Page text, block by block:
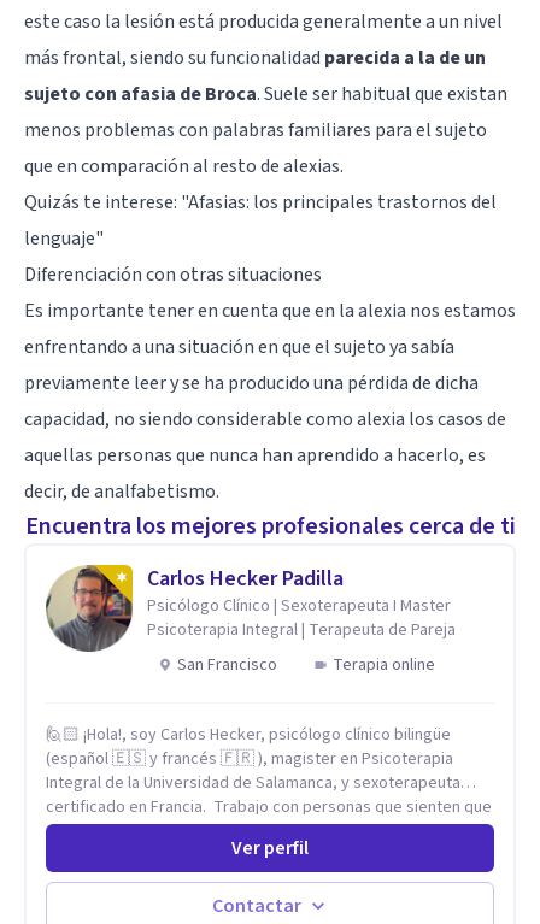
este caso la lesión está producida generalmente a un nivel
más frontal, siendo su funcionalidad parecida a la de un
sujeto con afasia de Broca. Suele ser habitual que existan
menos problemas con palabras familiares para el sujeto
que en comparación al resto de alexias.
Quizás te interese: "Afasias: los principales trastornos del
lenguaje"
Diferenciación con otras situaciones
Es importante tener en cuenta que en la alexia nos estamos
enfrentando a una situación en que el sujeto ya sabía
previamente leer y se ha producido una pérdida de dicha
capacidad, no siendo considerable como alexia los casos de
aquellas personas que nunca han aprendido a hacerlo, es
decir, de analfabetismo.
Encuentra los mejores profesionales cerca de ti
Carlos Hecker Padilla
Psicólogo Clínico | Sexoterapeuta I Master
Psicoterapia Integral | Terapeuta de Pareja
San Francisco
Terapia online
🙋🏻 ¡Hola!, soy Carlos Hecker, psicólogo clínico bilingüe
(español 🇪🇸 y francés 🇫🇷 ), magister en Psicoterapia
Integral de la Universidad de Salamanca, y sexoterapeuta
certificado en Francia. Trabajo con personas que sienten que
algo en su vida dejó de calzar: ansiedad que se desborda,
tristeza que no se va, duelos que se alargan, relaciones que
repiten el mismo patrón o preguntas en torno a la sexualidad
y la identidad que necesitan un espacio seguro para ser
Ver perfil
Contactar